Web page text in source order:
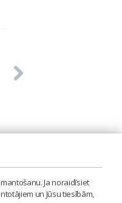
Ja noraidīsiet
un Jūsu tiesībām,